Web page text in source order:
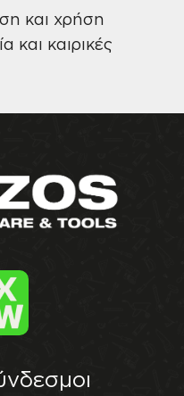
και χρήση
και καιρικές